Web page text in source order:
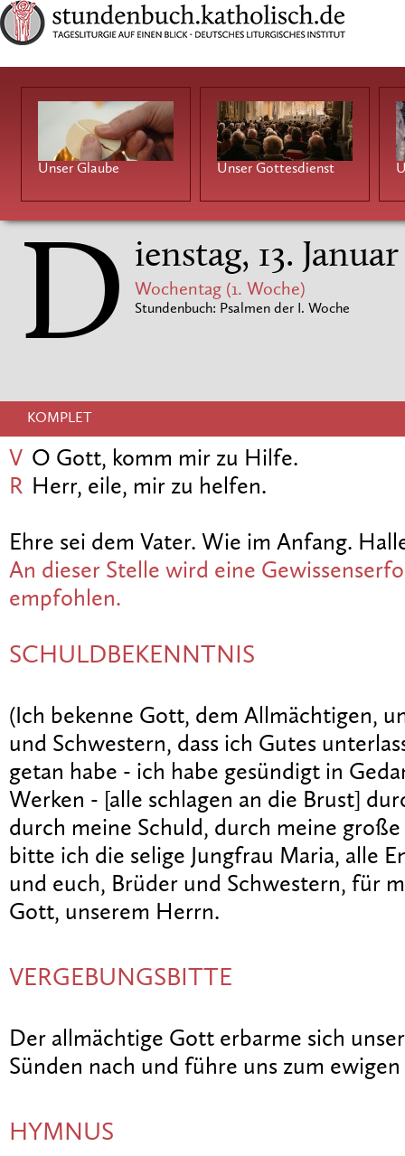
Unser Glaube Unser Gottesdienst
D ienstag, 13.
Wochentag (1. Woche)
Stundenbuch: Psalmen der I. Woche
KOMPLET
V O Gott, komm mir zu Hilfe.
R Herr, eile, mir zu helfen.
Ehre sei dem Vater. Wie im Anfang.
An dieser Stelle wird eine
empfohlen.
SCHULDBEKENNTNIS
(Ich bekenne Gott, dem Allmächtigen,
und Schwestern, dass ich Gutes
getan habe - ich habe gesündigt in
Werken - [alle schlagen an die Brust]
durch meine Schuld, durch meine
bitte ich die selige Jungfrau Maria, alle
und euch, Brüder und Schwestern, für
Gott, unserem Herrn.
VERGEBUNGSBITTE
Der allmächtige Gott erbarme sich
Sünden nach und führe uns zum ewigen
HYMNUS